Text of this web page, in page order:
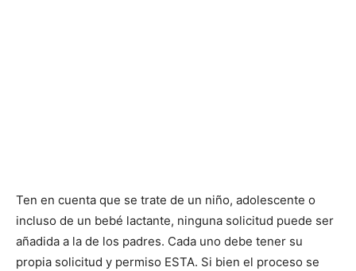
Ten en cuenta que se trate de un niño, adolescente o
incluso de un bebé lactante, ninguna solicitud puede ser
añadida a la de los padres. Cada uno debe tener su
propia solicitud y permiso ESTA. Si bien el proceso se